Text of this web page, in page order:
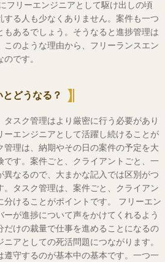
フリーエンジニアとして駆け出しの頃
する人も少なくありません。案件も一つ
もあるでしょう。そうなると進捗管理は
このような理由から、フリーランスエン
です。
どうなる？
スク管理はより厳密に行う必要があり
ーエンジニアとして活躍し続けることが
管理は、納期やその日の案件の予定を大
です。案件ごと、クライアントごと、一
異なるので、大まかな記入では区別がつ
。タスク管理は、案件ごと、クライアン
分けることがポイントです。 フリーエン
が進捗について声をかけてくれるよう
だけの裁量で仕事を進めることになるの
アとしての死活問題につながります。
遵守するのが基本中の基本です。一つ一